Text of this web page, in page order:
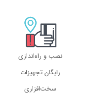
نصب و راه‌اندازی
رایگان تجهیزات
سخت‌افزاری